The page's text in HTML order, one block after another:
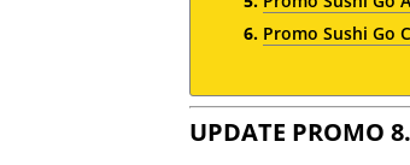
Promo Sushi Go
UPDATE PROMO